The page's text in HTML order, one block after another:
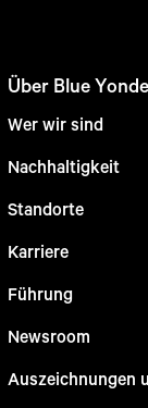
Über Blue
Wer wir sind
Nachhaltigkeit
Standorte
Karriere
Führung
Newsroom
Auszeichnungen